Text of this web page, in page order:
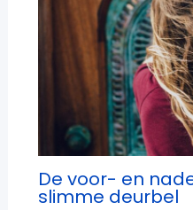
De voor- en
slimme deurbel